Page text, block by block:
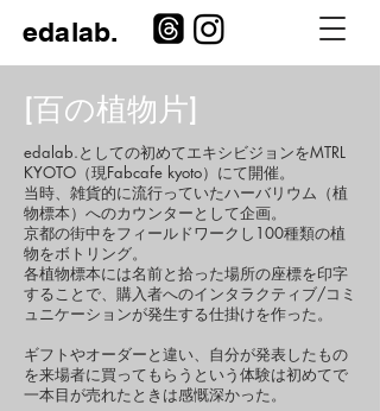
​edalab.
[百の植物片]
edalab.としての初めてエキシビジョンをMTRL
KYOTO（現Fabcafe kyoto）にて開催。
当時、雑貨的に流行っていたハーバリウム（植
物標本）へのカウンターとして企画。
京都の街中をフィールドワークし100種類の植
物をボトリング。
各植物標本には名前と拾った場所の座標を印字
することで、購入者へのインタラクティブ/コミ
ュニケーションが発生する仕掛けを作った。
ギフトやオーダーと違い、自分が発表したもの
を来場者に買ってもらうという体験は初めてで
一本目が売れたときは感慨深かった。